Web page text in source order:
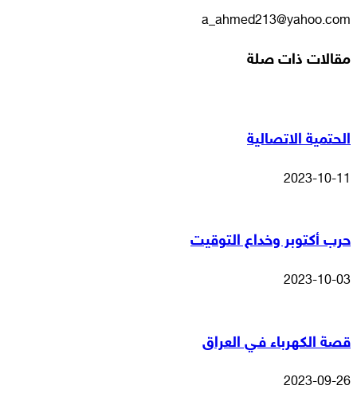
a_ahmed213@yahoo.com
مقالات ذات صلة
الحتمية الاتصالية
2023-10-11
حرب أكتوبر وخداع التوقيت
2023-10-03
قصة الكهرباء فـي العراق
2023-09-26